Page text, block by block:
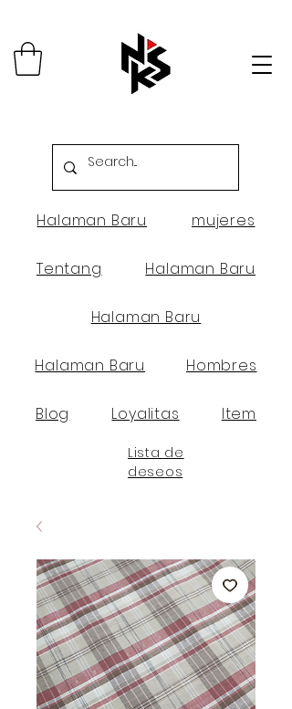
Halaman Baru mujeres
Tentang Halaman Baru
Halaman Baru
Halaman Baru Hombres
Blog Loyalitas Item
Lista de
deseos